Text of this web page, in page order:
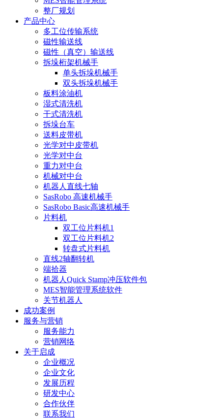
整厂规划
产品中心
多工位传输系统
磁性输送线
磁性（真空）输送线
拆垛桁架机械手
单头拆垛机械手
双头拆垛机械手
板料涂油机
湿式清洗机
干式清洗机
拆垛台车
送料皮带机
光学对中皮带机
光学对中台
重力对中台
机械对中台
机器人直线七轴
SasRobo 高速机械手
SasRobo Basic高速机械手
片料机
双工位片料机1
双工位片料机2
转盘式片料机
直线2轴翻转机
端拾器
机器人Quick Stamp冲压软件包
MES智能管理系统软件
关节机器人
成功案例
服务与营销
服务能力
营销网络
关于启成
企业概况
企业文化
发展历程
研发中心
合作伙伴
联系我们